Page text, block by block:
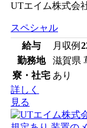
UTエイム株式会
スペシャル
給与
月収例
勤務地
滋賀県
寮・社宅 あり
詳しく
見る